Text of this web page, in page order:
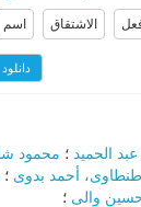
الاشتقاق اسم
دانلود
الحمید ؛ محمود
طنطاوی، أحمد بدوی ؛
والی ؛